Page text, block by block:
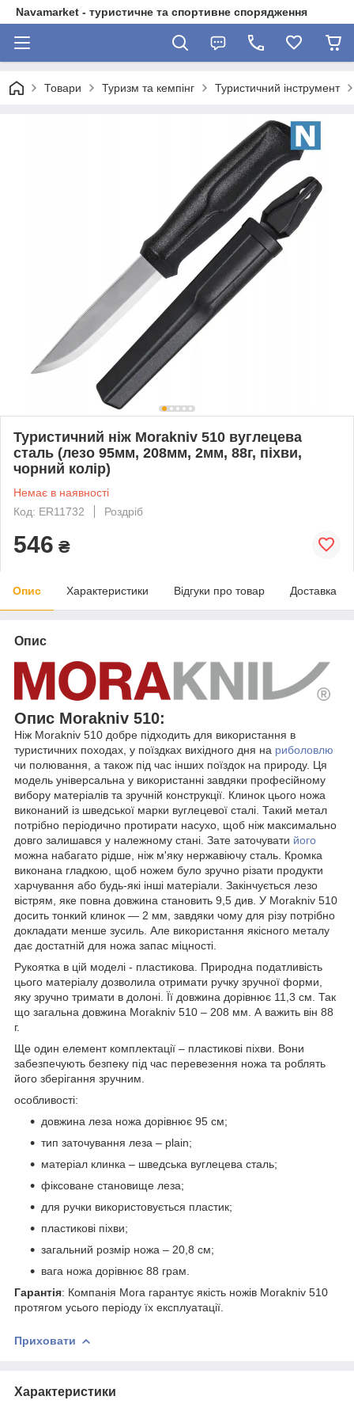
Navamarket - туристичне та спортивне спорядження
Товари Туризм та кемпінг Туристичний інструмент
Туристичний ніж Morakniv 510 вуглецева
сталь (лезо 95мм, 208мм, 2мм, 88г, піхви,
чорний колір)
Немає в наявності
Код: ER11732
Роздріб
546 ₴
Опис Характеристики Відгуки про товар Доставка
Опис
Опис Morakniv 510:
Ніж Morakniv 510 добре підходить для використання в
туристичних походах, у поїздках вихідного дня на риболовлю
чи полювання, а також під час інших поїздок на природу. Ця
модель універсальна у використанні завдяки професійному
вибору матеріалів та зручній конструкції. Клинок цього ножа
виконаний із шведської марки вуглецевої сталі. Такий метал
потрібно періодично протирати насухо, щоб ніж максимально
довго залишався у належному стані. Зате заточувати його
можна набагато рідше, ніж м'яку нержавіючу сталь. Кромка
виконана гладкою, щоб ножем було зручно різати продукти
харчування або будь-які інші матеріали. Закінчується лезо
вістрям, яке повна довжина становить 9,5 див. У Morakniv 510
досить тонкий клинок — 2 мм, завдяки чому для різу потрібно
докладати менше зусиль. Але використання якісного металу
дає достатній для ножа запас міцності.
Рукоятка в цій моделі - пластикова. Природна податливість
цього матеріалу дозволила отримати ручку зручної форми,
яку зручно тримати в долоні. Її довжина дорівнює 11,3 см. Так
що загальна довжина Morakniv 510 – 208 мм. А важить він 88
г.
Ще один елемент комплектації – пластикові піхви. Вони
забезпечують безпеку під час перевезення ножа та роблять
його зберігання зручним.
особливості:
довжина леза ножа дорівнює 95 см;
тип заточування леза – plain;
матеріал клинка – шведська вуглецева сталь;
фіксоване становище леза;
для ручки використовується пластик;
пластикові піхви;
загальний розмір ножа – 20,8 см;
вага ножа дорівнює 88 грам.
Гарантія: Компанія Mora гарантує якість ножів Morakniv 510
протягом усього періоду їх експлуатації.
Приховати
Характеристики